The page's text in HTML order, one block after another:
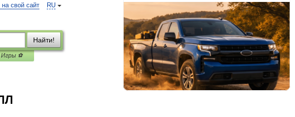
RU
свой сайт
Найти!
Игры ⚽